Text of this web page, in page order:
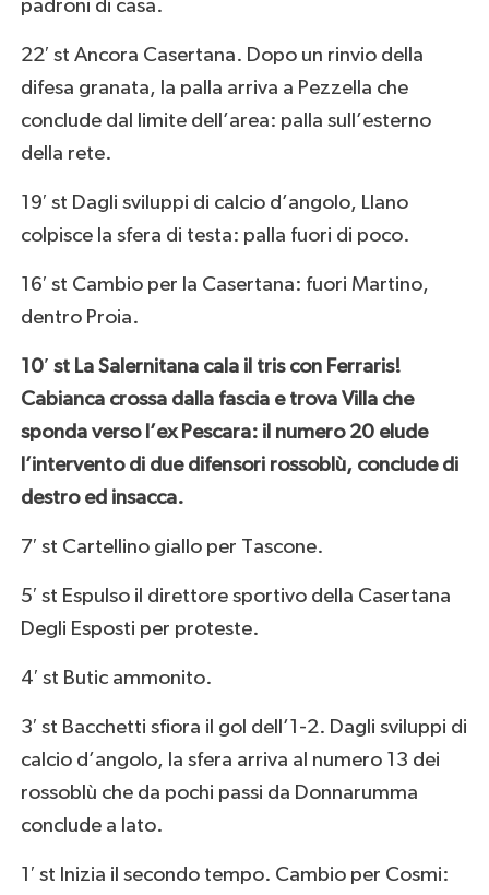
padroni di casa.
22′ st Ancora Casertana. Dopo un rinvio della
difesa granata, la palla arriva a Pezzella che
conclude dal limite dell’area: palla sull’esterno
della rete.
19′ st Dagli sviluppi di calcio d’angolo, Llano
colpisce la sfera di testa: palla fuori di poco.
16′ st Cambio per la Casertana: fuori Martino,
dentro Proia.
10′ st La Salernitana cala il tris con Ferraris!
Cabianca crossa dalla fascia e trova Villa che
sponda verso l’ex Pescara: il numero 20 elude
l’intervento di due difensori rossoblù, conclude di
destro ed insacca.
7′ st Cartellino giallo per Tascone.
5′ st Espulso il direttore sportivo della Casertana
Degli Esposti per proteste.
4′ st Butic ammonito.
3′ st Bacchetti sfiora il gol dell’1-2. Dagli sviluppi di
calcio d’angolo, la sfera arriva al numero 13 dei
rossoblù che da pochi passi da Donnarumma
conclude a lato.
1′ st Inizia il secondo tempo. Cambio per Cosmi: